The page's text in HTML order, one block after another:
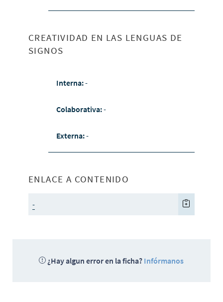
CREATIVIDAD EN LAS LENGUAS DE
SIGNOS
Interna:-
Colaborativa:-
Externa:-
ENLACE A CONTENIDO
-
¿Hay algun error en la ficha? Infórmanos